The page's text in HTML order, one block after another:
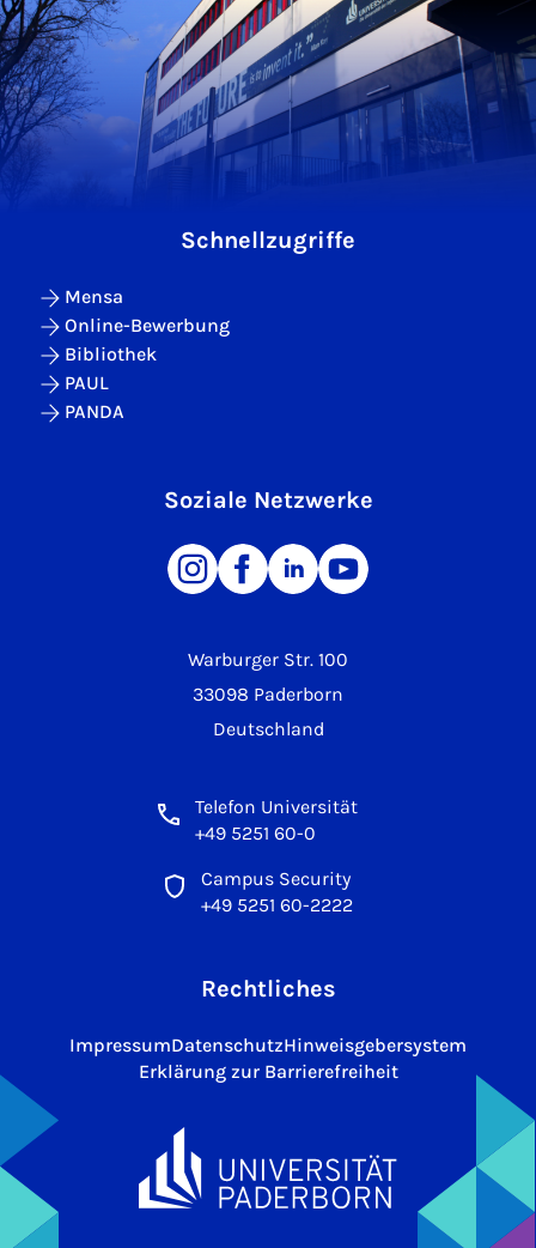
Warburger Str. 100
33098 Paderborn
Deutschland
Telefon Universität
+49 5251 60-0
Campus Security
+49 5251 60-2222
Schnellzugriffe
Mensa
Online-Bewerbung
Bibliothek
PAUL
PANDA
Soziale Netzwerke
Rechtliches
ImpressumDatenschutzHinweisgebersystem
Erklärung zur Barrierefreiheit